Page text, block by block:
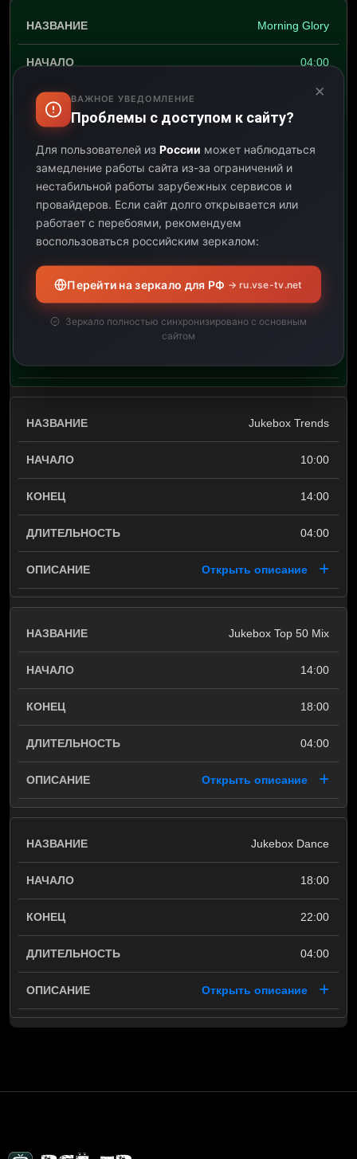
Morning Glory
04:00
10:00
Открыть описание
Hier gibt es ordentlich was
auf die Ohren. Die
Sendung liefert den
einen schwungvollen Start
in den neuen Tag. Das
macht richtig gute Laune
zum Morgenkaffee und
danach. 2026
Jukebox Trends
10:00
14:00
04:00
Открыть описание
Jukebox Top 50 Mix
14:00
18:00
04:00
Открыть описание
Jukebox Dance
18:00
22:00
04:00
Открыть описание
×
ВАЖНОЕ УВЕДОМЛЕНИЕ
Проблемы с доступом к сайту?
Для пользователей из России может наблюдаться
замедление работы сайта из-за ограничений и
нестабильной работы зарубежных сервисов и
провайдеров. Если сайт долго открывается или
работает с перебоями, рекомендуем
воспользоваться российским зеркалом:
Перейти на зеркало для РФ → ru.vse-tv.net
Зеркало полностью синхронизировано с основным
сайтом